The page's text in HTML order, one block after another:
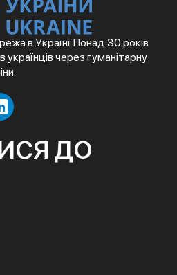
в Україні. Понад 30 років
через гуманітарну
ДО